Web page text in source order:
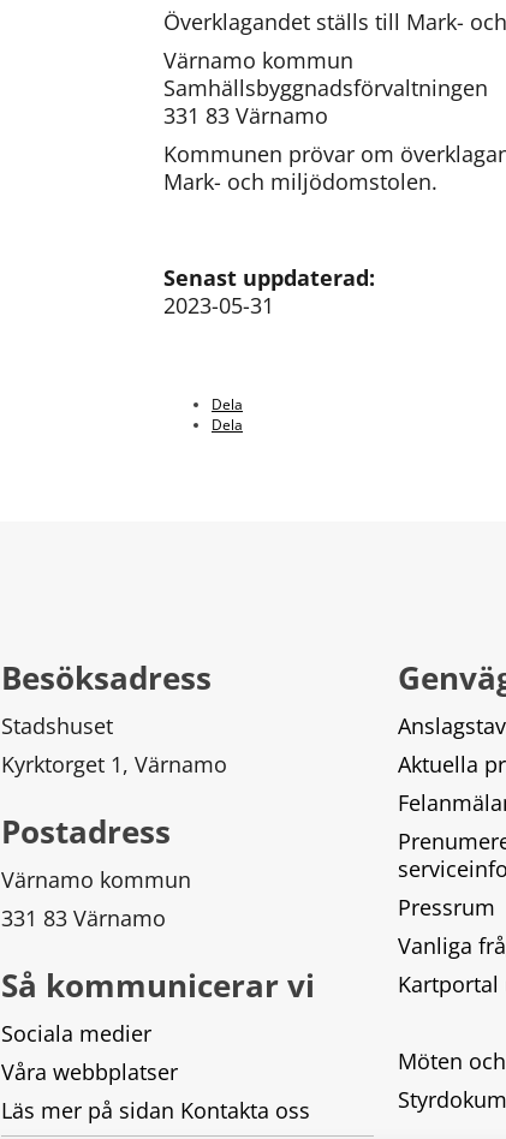
Överklagandet ställs till Mark-
Värnamo kommun
Samhällsbyggnadsförvaltningen
331 83 Värnamo
Kommunen prövar om
Mark- och miljödomstolen.
Senast uppdaterad:
2023-05-31
Dela
Dela
Besöksadress
Stadshuset
Kyrktorget 1, Värnamo
Postadress
Värnamo kommun
331 83 Värnamo
Så kommunicerar vi
Sociala medier
Våra webbplatser
Läs mer på sidan Kontakta oss
Aktuella
Pressrum
Vanliga
Kartportal
Möten